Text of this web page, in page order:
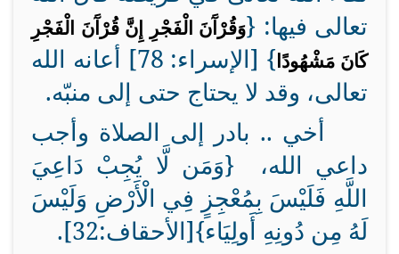
تعالى فيها: {وَقُرْآَنَ الْفَجْرِ إِنَّ قُرْآَنَ الْفَجْرِ
كَانَ مَشْهُودًا
} [الإسراء: 78] أعانه الله
تعالى، وقد لا يحتاج حتى إلى منبّه.
أخي .. بادر إلى الصلاة وأجب
داعي الله، {وَمَن لَّا يُجِبْ دَاعِيَ
اللَّهِ فَلَيْسَ بِمُعْجِزٍ فِي الْأَرْضِ وَلَيْسَ
لَهُ مِن دُونِهِ أَولِيَاء}[الأحقاف:32].